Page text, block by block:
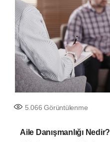
5.066 Görüntülenme
Aile Danışmanlığı Nedir?